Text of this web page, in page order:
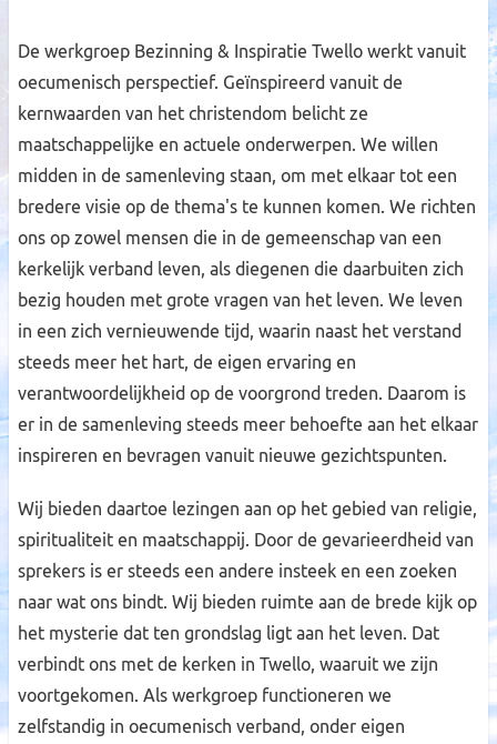
De werkgroep Bezinning & Inspiratie Twello werkt vanuit
oecumenisch perspectief. Geïnspireerd vanuit de
kernwaarden van het christendom belicht ze
maatschappelijke en actuele onderwerpen. We willen
midden in de samenleving staan, om met elkaar tot een
bredere visie op de thema's te kunnen komen. We richten
ons op zowel mensen die in de gemeenschap van een
kerkelijk verband leven, als diegenen die daarbuiten zich
bezig houden met grote vragen van het leven. We leven
in een zich vernieuwende tijd, waarin naast het verstand
steeds meer het hart, de eigen ervaring en
verantwoordelijkheid op de voorgrond treden. Daarom is
er in de samenleving steeds meer behoefte aan het elkaar
inspireren en bevragen vanuit nieuwe gezichtspunten.
Wij bieden daartoe lezingen aan op het gebied van religie,
spiritualiteit en maatschappij. Door de gevarieerdheid van
sprekers is er steeds een andere insteek en een zoeken
naar wat ons bindt. Wij bieden ruimte aan de brede kijk op
het mysterie dat ten grondslag ligt aan het leven. Dat
verbindt ons met de kerken in Twello, waaruit we zijn
voortgekomen. Als werkgroep functioneren we
zelfstandig in oecumenisch verband, onder eigen